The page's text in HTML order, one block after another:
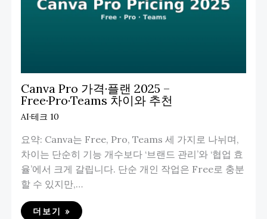
Canva Pro 가격·플랜 2025 –
Free·Pro·Teams 차이와 추천
AI·테크 10
요약: Canva는 Free, Pro, Teams 세 가지로 나뉘며,
차이는 단순히 기능 개수보다 ‘브랜드 관리’와 ‘협업 효
율’에서 크게 갈립니다. 단순 개인 작업은 Free로 충분
할 수 있지만,…
더보기 »